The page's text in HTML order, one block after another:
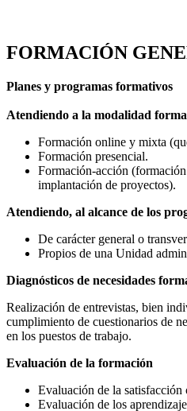
FORMACIÓN
Planes y programas formativos
Atendiendo a la modalidad
Formación online y mixta
Formación presencial.
Formación-acción
implantación de proyectos).
Atendiendo, al alcance de los
De carácter general o
Propios de una Unidad
Diagnósticos de necesidades
Realización de entrevistas, bien
cumplimiento de cuestionarios de
en los puestos de trabajo.
Evaluación de la formación
Evaluación de la satisfacción
Evaluación de los